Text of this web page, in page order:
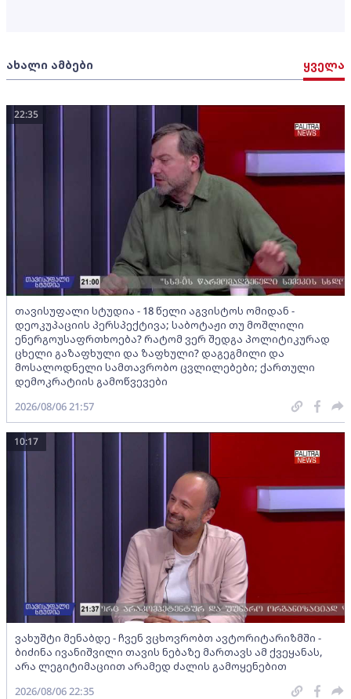
ახალი ამბები ყველა
თავისუფალი სტუდია - 18 წელი აგვისტოს ომიდან -
დეოკუპაციის პერსპექტივა; საბოტაჟი თუ მოშლილი
ენერგოუსაფრთხოება? რატომ ვერ შედგა პოლიტიკურად
ცხელი გაზაფხული და ზაფხული? დაგეგმილი და
მოსალოდნელი სამთავრობო ცვლილებები; ქართული
დემოკრატიის გამოწვევები
22:35
2026/08/06 21:57
ვახუშტი მენაბდე - ჩვენ ვცხოვრობთ ავტორიტარიზმში -
ბიძინა ივანიშვილი თავის ნებაზე მართავს ამ ქვეყანას,
არა ლეგიტიმაციით არამედ ძალის გამოყენებით
10:17
2026/08/06 22:35